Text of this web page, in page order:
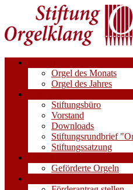
Orgel des Monats
Orgel des Jahres
Stiftungsbüro
Vorstand
Downloads
Stiftungsrundbrief
Stiftungssatzung
Geförderte Orgeln